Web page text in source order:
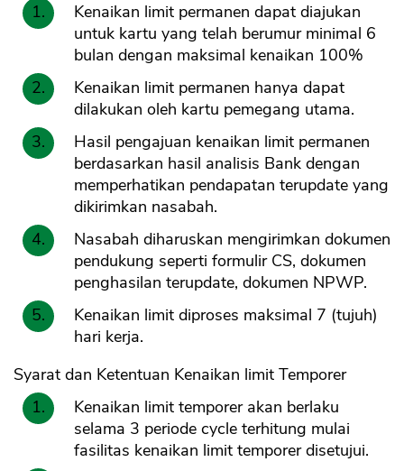
Kenaikan limit permanen dapat diajukan
untuk kartu yang telah berumur minimal 6
bulan dengan maksimal kenaikan 100%
Kenaikan limit permanen hanya dapat
dilakukan oleh kartu pemegang utama.
Hasil pengajuan kenaikan limit permanen
berdasarkan hasil analisis Bank dengan
memperhatikan pendapatan terupdate yang
dikirimkan nasabah.
Nasabah diharuskan mengirimkan dokumen
pendukung seperti formulir CS, dokumen
penghasilan terupdate, dokumen NPWP.
Kenaikan limit diproses maksimal 7 (tujuh)
hari kerja.
Syarat dan Ketentuan Kenaikan limit Temporer
Kenaikan limit temporer akan berlaku
selama 3 periode cycle terhitung mulai
fasilitas kenaikan limit temporer disetujui.